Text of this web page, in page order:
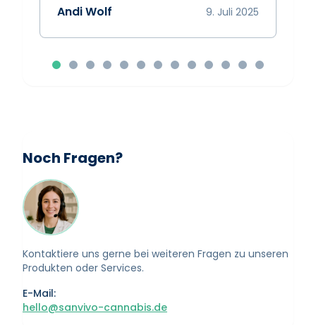
Andi Wolf 9. Juli 2025
Noch Fragen?
Kontaktiere uns gerne bei weiteren Fragen zu unseren
Produkten oder Services.
E-Mail:
hello@sanvivo-cannabis.de